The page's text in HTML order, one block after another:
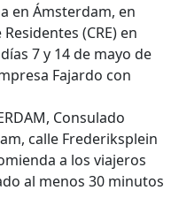
en Ámsterdam, en
(CRE) en
7 y 14 de mayo de
Fajardo con
Consulado
calle Frederiksplein
a los viajeros
al menos 30 minutos